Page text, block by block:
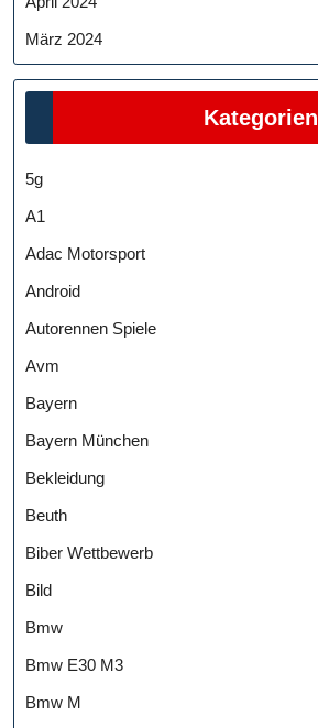
März 2024
Kategorien
5g
A1
Adac Motorsport
Android
Autorennen Spiele
Avm
Bayern
Bayern München
Bekleidung
Beuth
Biber Wettbewerb
Bild
Bmw
Bmw E30 M3
Bmw M